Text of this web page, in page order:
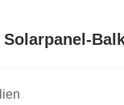
Solarpanel-